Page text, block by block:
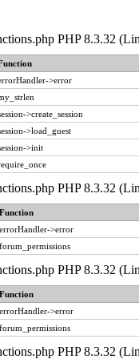
PHP 8.3.32
>error
>create_session
>load_guest
>init
PHP 8.3.32
Function
errorHandler->error
forum_permissions
PHP 8.3.32
Function
errorHandler->error
forum_permissions
PHP 8.3.32